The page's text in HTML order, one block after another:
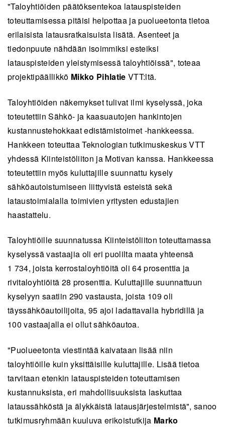
"Taloyhtiöiden päätöksentekoa latauspisteiden
toteuttamisessa pitäisi helpottaa ja puolueetonta tietoa
erilaisista latausratkaisuista lisätä. Asenteet ja
tiedonpuute nähdään isoimmiksi esteiksi
latauspisteiden yleistymisessä taloyhtiöissä", toteaa
projektipäällikkö Mikko Pihlatie VTT:ltä.
Taloyhtiöiden näkemykset tulivat ilmi kyselyssä, joka
toteutettiin Sähkö- ja kaasuautojen hankintojen
kustannustehokkaat edistämistoimet -hankkeessa.
Hankkeen toteuttaa Teknologian tutkimuskeskus VTT
yhdessä Kiinteistöliiton ja Motivan kanssa. Hankkeessa
toteutettiin myös kuluttajille suunnattu kysely
sähköautoistumiseen liittyvistä esteistä sekä
lataustoimialalla toimivien yritysten edustajien
haastattelu.
Taloyhtiöille suunnatussa Kiinteistöliiton toteuttamassa
kyselyssä vastaajia oli eri puolilta maata yhteensä
1 734, joista kerrostaloyhtiöitä oli 64 prosenttia ja
rivitaloyhtiöitä 28 prosenttia. Kuluttajille suunnattuun
kyselyyn saatiin 290 vastausta, joista 109 oli
täyssähköautoilijoita, 95 ajoi ladattavalla hybridillä ja
100 vastaajalla ei ollut sähköautoa.
"Puolueetonta viestintää kaivataan lisää niin
taloyhtiöille kuin yksittäisille kuluttajille. Lisää tietoa
tarvitaan etenkin latauspisteiden toteuttamisen
kustannuksista, eri mahdollisuuksista laskuttaa
lataussähköstä ja älykkäistä latausjärjestelmistä", sanoo
tutkimusryhmään kuuluva erikoistutkija Marko